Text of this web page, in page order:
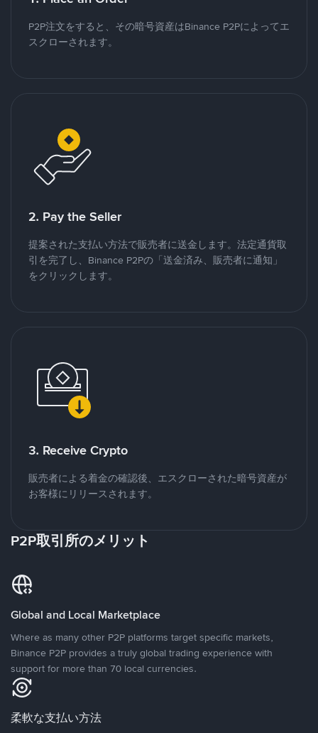
P2P注文をすると、その暗号資産はBinance P2Pによってエ
スクローされます。
2. Pay the Seller
提案された支払い方法で販売者に送金します。法定通貨取
引を完了し、Binance P2Pの「送金済み、販売者に通知」
をクリックします。
3. Receive Crypto
販売者による着金の確認後、エスクローされた暗号資産が
お客様にリリースされます。
P2P取引所のメリット
Global and Local Marketplace
Where as many other P2P platforms target specific markets,
Binance P2P provides a truly global trading experience with
support for more than 70 local currencies.
柔軟な支払い方法